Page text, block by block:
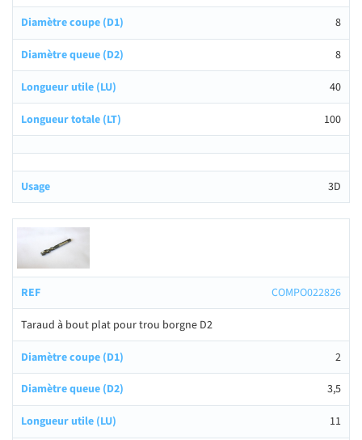
8
8
40
100
3D
COMPO022826
Taraud à bout plat pour trou borgne D2
2
3,5
11